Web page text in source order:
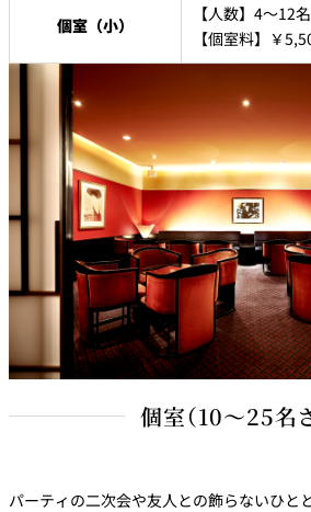
個室（小）
【人数】4～12
【個室料】￥
個室（10～25名
パーティの二次会や友人との飾らないひと